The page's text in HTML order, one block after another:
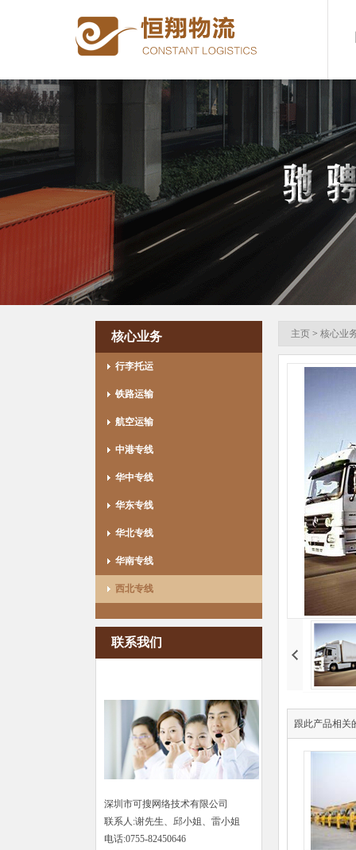
核心业务
行李托运
铁路运输
航空运输
中港专线
华中专线
华东专线
华北专线
华南专线
西北专线
联系我们
深圳市可搜网络技术有限公司
联系人:谢先生、邱小姐、雷小姐
电话:0755-82450646
主页 > 核心业
跟此产品相关